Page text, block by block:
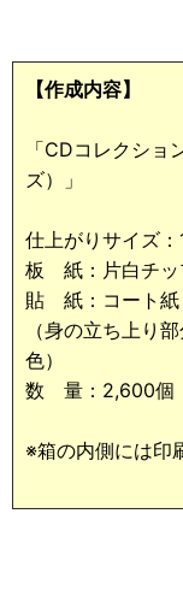
【作成内容】
「CDコレクショ
ズ）」
仕上がりサイズ
板 紙：片白チッ
貼 紙：コート紙
（身の立ち上り
色）
数 量：2,600個
※箱の内側には印